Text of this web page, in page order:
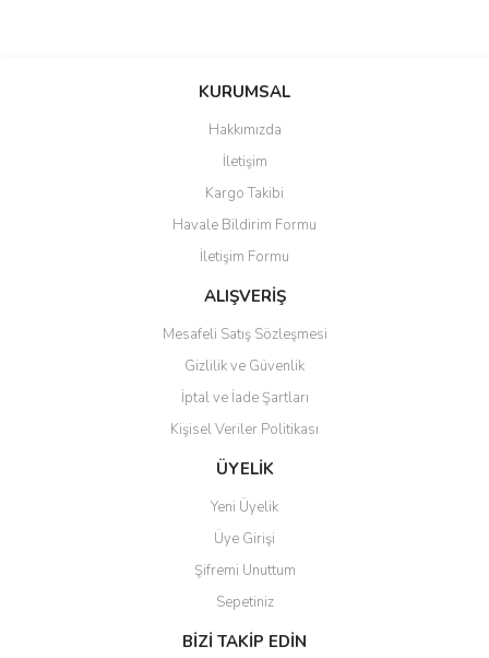
Bu ürüne ilk yorumu siz yapın!
Yorum Yaz
Ürün resmi kalitesiz, bozuk veya görüntülenemiyor.
Ürün açıklamasında eksik bilgiler bulunuyor.
Ürün bilgilerinde hatalar bulunuyor.
Ürün fiyatı diğer sitelerden daha pahalı.
Bu ürüne benzer farklı alternatifler olmalı.
Gönder
KURUMSAL
Hakkımızda
İletişim
Kargo Takibi
Havale Bildirim Formu
İletişim Formu
ALIŞVERİŞ
Mesafeli Satış Sözleşmesi
Gizlilik ve Güvenlik
İptal ve İade Şartları
Kişisel Veriler Politikası
ÜYELİK
Yeni Üyelik
Üye Girişi
Şifremi Unuttum
Sepetiniz
BİZİ TAKİP EDİN